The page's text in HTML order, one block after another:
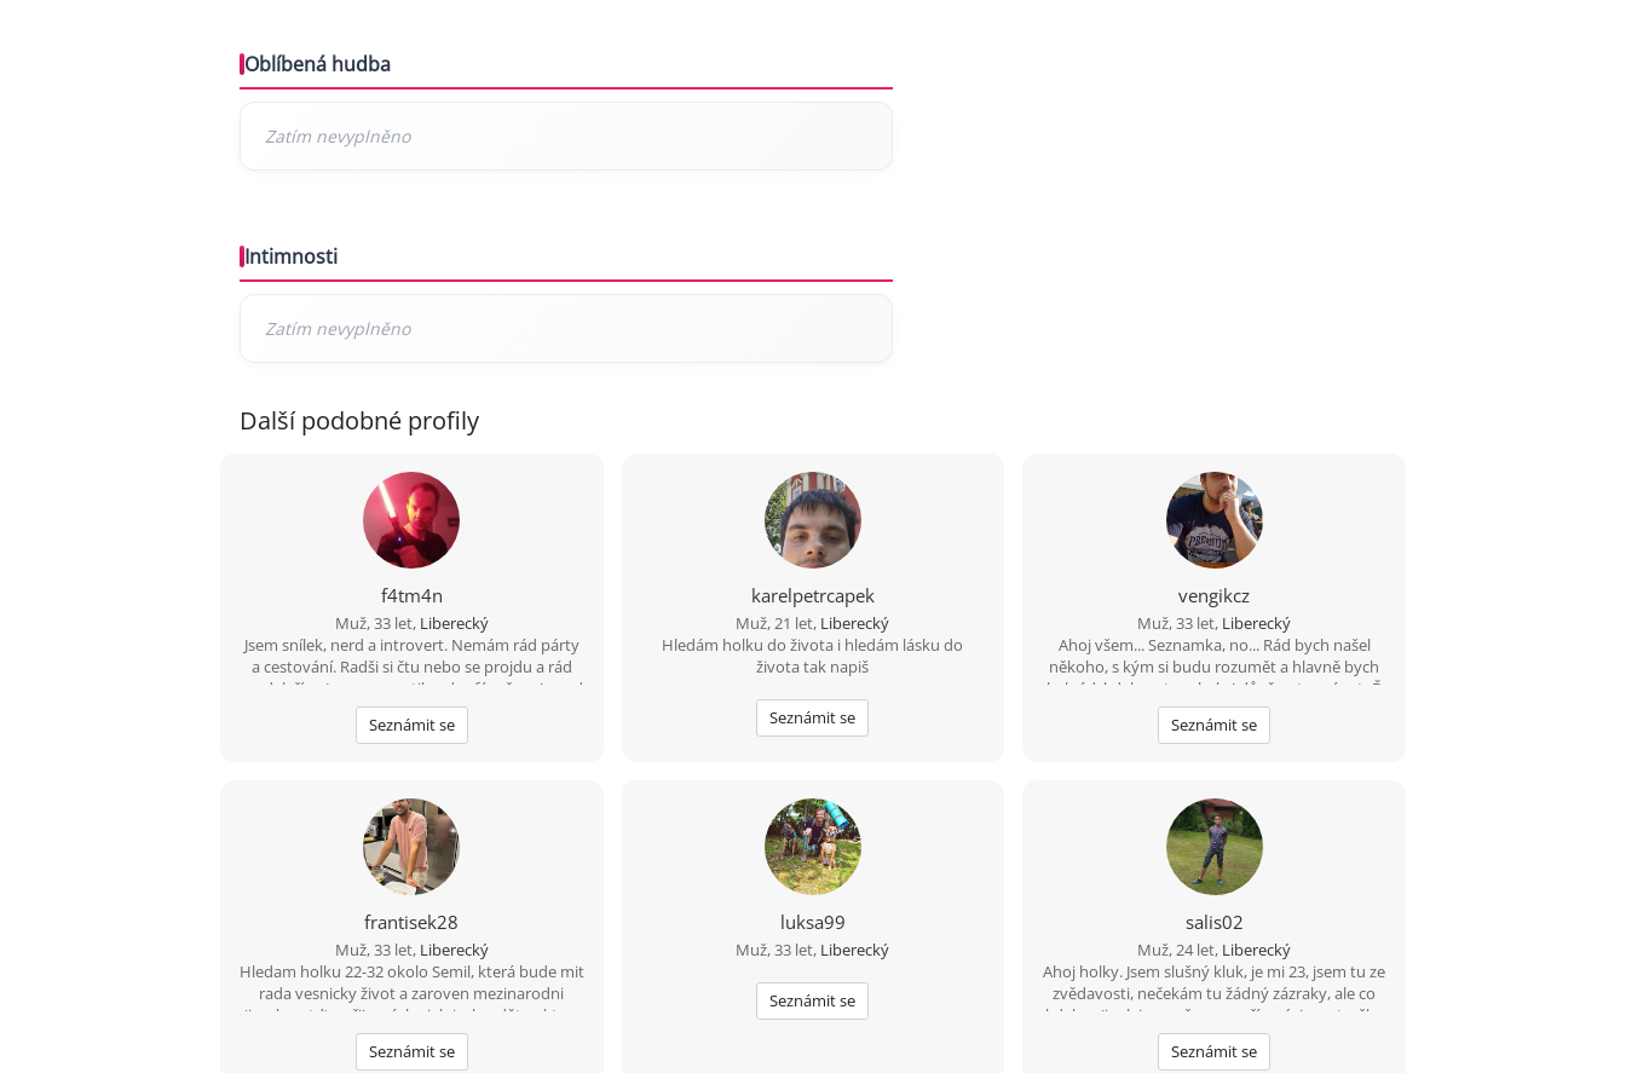
Oblíbená hudba
Intimnosti
Další podobné profily
f4tm4n
Muž, 33 let, Liberecký
Jsem snílek, nerd a introvert. Nemám rád párty
a cestování. Radši si čtu nebo se projdu a rád
modelařím. Jsem romantik a doufám že mi osud
nějak přihraje do cesty stejně naladěnou duši
která chce klid a pomalý život. Hledám něco do
pustíme dvě věže máš vyhráno :D
Seznámit se
karelpetrcapek
Muž, 21 let, Liberecký
Hledám holku do života i hledám lásku do
života tak napiš
Seznámit se
vengikcz
Muž, 33 let, Liberecký
Ahoj všem... Seznamka, no... Rád bych našel
někoho, s kým si budu rozumět a hlavně bych
byl rád, kdyby v tom byla i důvěra, tu mám teĎ
podkopanou asi nejvíce... :)
Seznámit se
frantisek28
Muž, 33 let, Liberecký
Hledam holku 22-32 okolo Semil, která bude mit
rada vesnicky život a zaroven mezinarodni
(jazyky, atd) upřijmná, loajalni a bezdětna ktery
bude chtit časem založit rodinu. Mam rad
sporty, prochazky, hory, moře a pomerne
Seznámit se
luksa99
Muž, 33 let, Liberecký
Seznámit se
salis02
Muž, 24 let, Liberecký
Ahoj holky. Jsem slušný kluk, je mi 23, jsem tu ze
zvědavosti, nečekám tu žádný zázraky, ale co
kdyby.. Jinak jsem až moc upřímný, jsem trošku
jinej ale v pohodě. Sama poznáš až mě zažiješ :)
Mám rád cestování, sport a samozřejmě rád
Seznámit se